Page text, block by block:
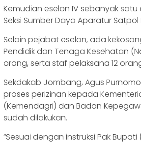
Kemudian eselon IV sebanyak satu
Seksi Sumber Daya Aparatur
Selain pejabat eselon, ada
Pendidik dan Tenaga Kesehatan
orang, serta staf pelaksana 12
Sekdakab Jombang, Agus
proses perizinan kepada
(Kemendagri) dan Badan
sudah dilakukan.
“Sesuai dengan instruksi Pak